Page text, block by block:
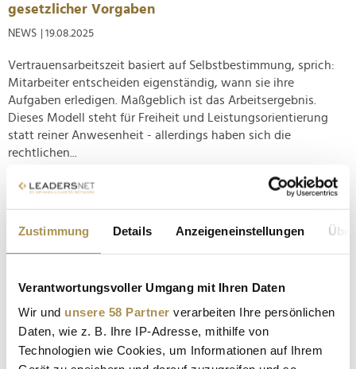
Zustimmung Details Anzeigeneinstellungen
Verantwortungsvoller Umgang mit Ihren Daten
Wir und unsere 58 Partner verarbeiten Ihre persönlichen
Daten, wie z. B. Ihre IP-Adresse, mithilfe von
Technologien wie Cookies, um Informationen auf Ihrem
gesetzlicher Vorgaben
NEWS | 19.08.2025
Vertrauensarbeitszeit basiert auf Selbstbestimmung, sprich:
Mitarbeiter entscheiden eigenständig, wann sie ihre
Aufgaben erledigen. Maßgeblich ist das Arbeitsergebnis.
Dieses Modell steht für Freiheit und Leistungsorientierung
statt reiner Anwesenheit - allerdings haben sich die
rechtlichen...
ist bereits im Gange, und glaubt man internationalen Studien,
stehen tiefgreifende Veränderungen bevor. Sehen wir uns
sechs zentrale Vorschläge an, die die Arbeitswelt von morgen
prägen könnten – und hoffentlich werden. Die folgenden
Ansätze...